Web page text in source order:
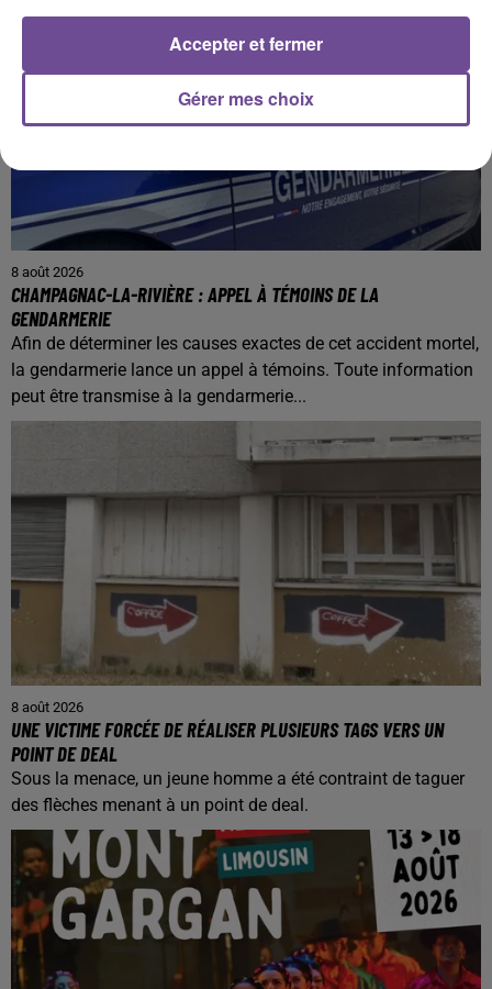
8 août 2026
CHAMPAGNAC-LA-RIVIÈRE : APPEL À TÉMOINS DE LA
GENDARMERIE
Afin de déterminer les causes exactes de cet accident mortel,
la gendarmerie lance un appel à témoins. Toute information
peut être transmise à la gendarmerie...
8 août 2026
UNE VICTIME FORCÉE DE RÉALISER PLUSIEURS TAGS VERS UN
POINT DE DEAL
Sous la menace, un jeune homme a été contraint de taguer
des flèches menant à un point de deal.
Gérer mes choix
Accepter et fermer